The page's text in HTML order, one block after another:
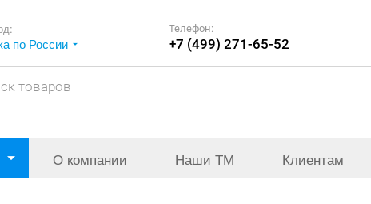
по России
Телефон:
+7 (499) 271-65-52
О компании Наши ТМ Клиентам